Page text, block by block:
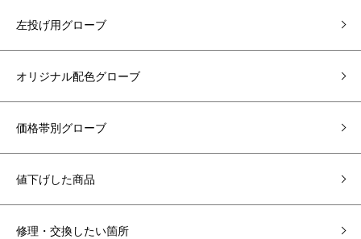
左投げ用グローブ
オリジナル配色グローブ
価格帯別グローブ
値下げした商品
修理・交換したい箇所